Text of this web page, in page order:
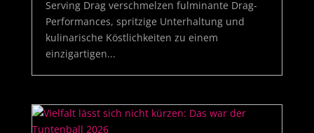
Serving Drag verschmelzen fulminante Drag-
Performances, spritzige Unterhaltung und
kulinarische Köstlichkeiten zu einem
einzigartigen...